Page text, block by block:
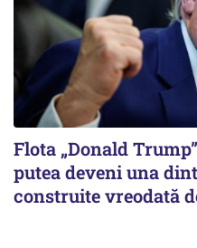
Flota „Donald
putea deveni una
construite vreodată